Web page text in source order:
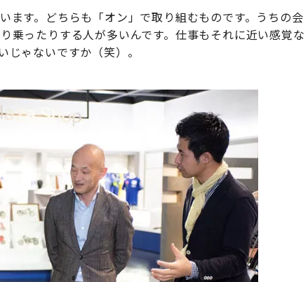
ます。どちらも「オン」で取り組むものです。うちの会
乗ったりする人が多いんです。仕事もそれに近い感覚な
じゃないですか（笑）。